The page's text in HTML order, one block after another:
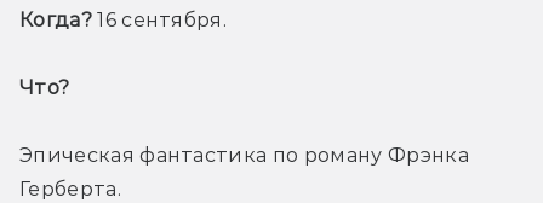
Когда? 16 сентября.
Что?
Эпическая фантастика по роману Фрэнка
Герберта.